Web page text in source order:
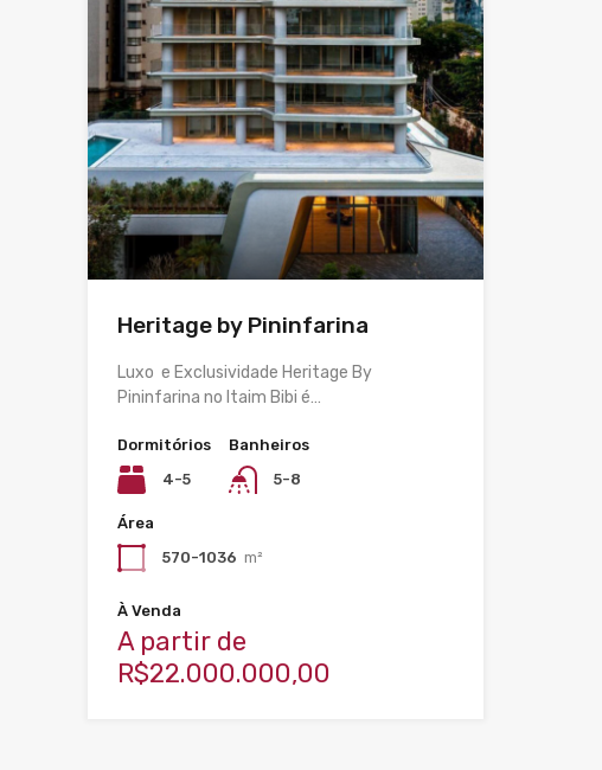
Heritage by Pininfarina
Luxo e Exclusividade Heritage By
Pininfarina no Itaim Bibi é…
Dormitórios
4-5
Banheiros
5-8
Área
570-1036 m²
À Venda
A partir de
R$22.000.000,00